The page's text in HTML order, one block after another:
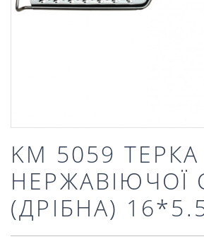
KM 5059 ТЕРКА
НЕРЖАВІЮЧОЇ
(ДРІБНА)